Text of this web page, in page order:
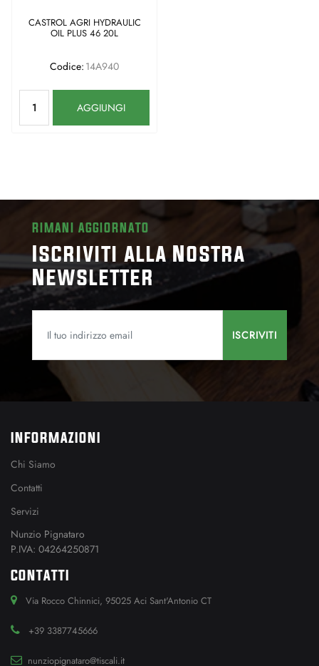
CASTROL AGRI HYDRAULIC
OIL PLUS 46 20L
Codice: 14A940
AGGIUNGI
RIMANI AGGIORNATO
Iscriviti alla Nostra
Newsletter
INFORMAZIONI
Chi Siamo
Contatti
Servizi
Nunzio Pignataro
P.IVA: 04264250871
CONTATTI
Via Rocco Chinnici, 95025 Aci Sant'Antonio CT
+39 3387745666
nunziopignataro@tiscali.it